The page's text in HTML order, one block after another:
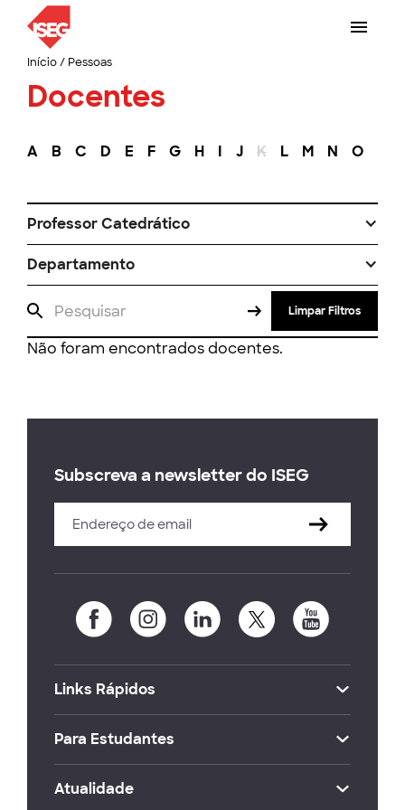
Início/ Pessoas
Docentes
A B C D E F G H I J K L M N O
Professor Catedrático
Departamento
Limpar Filtros
Não foram encontrados docentes.
Subscreva a newsletter do ISEG
Links Rápidos
Para Estudantes
Atualidade